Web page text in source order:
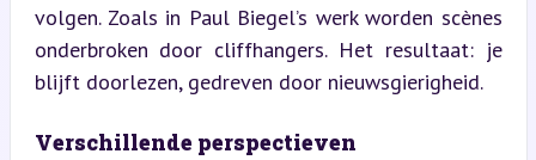
volgen. Zoals in Paul Biegel’s werk worden scènes
onderbroken door cliffhangers. Het resultaat: je
blijft doorlezen, gedreven door nieuwsgierigheid.
Verschillende perspectieven